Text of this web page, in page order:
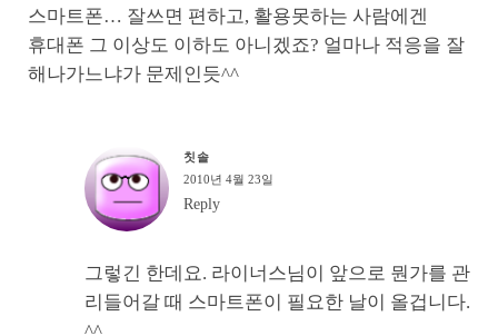
스마트폰… 잘쓰면 편하고, 활용못하는 사람에겐
휴대폰 그 이상도 이하도 아니겠죠? 얼마나 적응을 잘
해나가느냐가 문제인듯^^
칫솔
2010년 4월 23일
Reply
그렇긴 한데요. 라이너스님이 앞으로 뭔가를 관
리들어갈 때 스마트폰이 필요한 날이 올겁니다.
^^